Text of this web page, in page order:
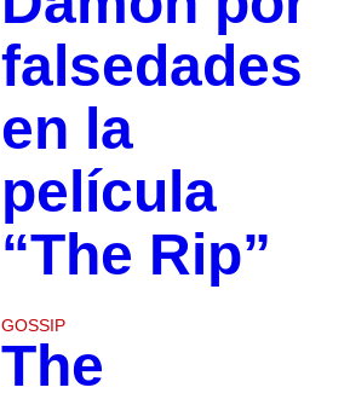
falsedades
en la
película
“The Rip”
GOSSIP
The